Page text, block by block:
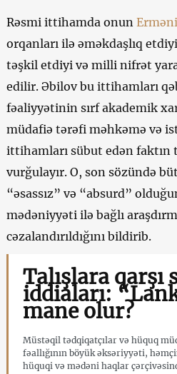
Rəsmi ittihamda onun
orqanları ilə əməkdaşlıq
təşkil etdiyi və milli nifrət
edilir. Əbilov bu ittihamları
fəaliyyətinin sırf akademik
müdafiə tərəfi məhkəmə və
ittihamları sübut edən faktın
vurğulayır. O, son sözündə
“əsassız” və “absurd”
mədəniyyəti ilə bağlı
cəzalandırıldığını bildirib.
Talışlara qarşı
iddiaları:
mane olur?
Müstəqil tədqiqatçılar və hüquq
fəallığının böyük əksəriyyəti,
hüquqi və mədəni haqlar